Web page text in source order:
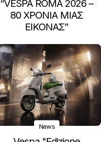
“VESPA ROMA 2026 –
80 ΧΡΟΝΙΑ ΜΙΑΣ
ΕΙΚΟΝΑΣ”
News